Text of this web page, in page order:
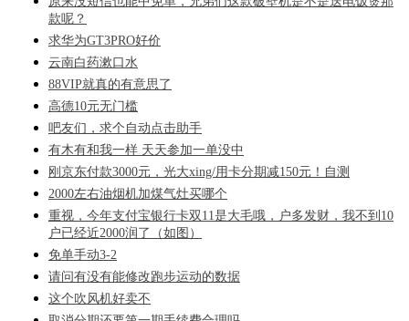
款呢？
求华为GT3PRO好价
云南白药漱口水
88VIP就真的有意思了
高德10元无门槛
吧友们，求个自动点击助手
有木有和我一样 天天参加一单没中
刚京东付款3000元，光大xing/用卡分期减150元！自测
2000左右油烟机加煤气灶买哪个
重视，今年支付宝银行卡双11是大毛哦，户多发财，我不到10
户已经近2000润了（如图）
免单手动3-2
请问有没有能修改跑步运动的数据
这个吹风机好卖不